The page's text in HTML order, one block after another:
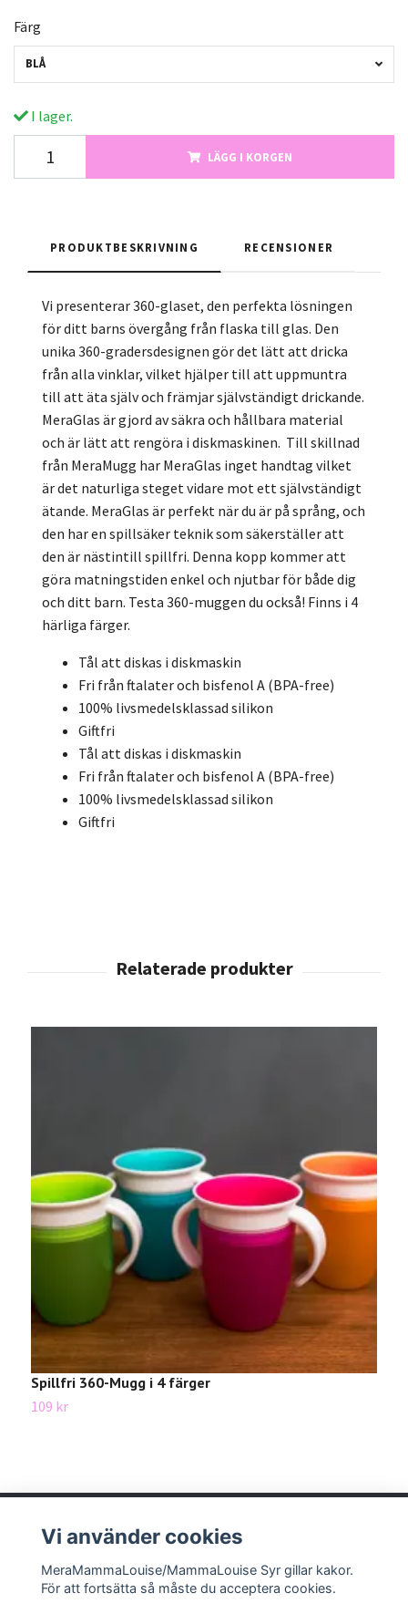
Färg
BLÅ
I lager.
LÄGG I KORGEN
PRODUKTBESKRIVNING RECENSIONER
Vi presenterar 360-glaset, den perfekta lösningen
för ditt barns övergång från flaska till glas. Den
unika 360-gradersdesignen gör det lätt att dricka
från alla vinklar, vilket hjälper till att uppmuntra
till att äta själv och främjar självständigt drickande.
MeraGlas är gjord av säkra och hållbara material
och är lätt att rengöra i diskmaskinen. Till skillnad
från MeraMugg har MeraGlas inget handtag vilket
är det naturliga steget vidare mot ett självständigt
ätande. MeraGlas är perfekt när du är på språng, och
den har en spillsäker teknik som säkerställer att
den är nästintill spillfri. Denna kopp kommer att
göra matningstiden enkel och njutbar för både dig
och ditt barn. Testa 360-muggen du också! Finns i 4
härliga färger.
Tål att diskas i diskmaskin
Fri från ftalater och bisfenol A (BPA-free)
100% livsmedelsklassad silikon
Giftfri
Tål att diskas i diskmaskin
Fri från ftalater och bisfenol A (BPA-free)
100% livsmedelsklassad silikon
Giftfri
Spillfri 360-Mugg i 4 färger
109 kr
Läs mer
Vi använder cookies
MeraMammaLouise/MammaLouise Syr gillar kakor.
För att fortsätta så måste du acceptera cookies.